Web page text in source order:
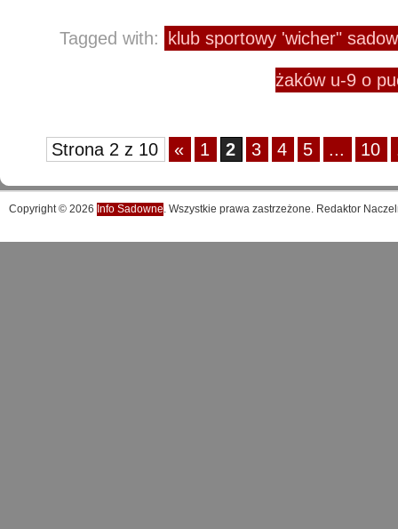
Tagged with: klub sportowy 'wicher"
żaków u-9 o
Strona 2 z 10 « 1 2 3 4 5 ... 10
Copyright © 2026 Info Sadowne. Wszystkie prawa zastrzeżone. Redaktor